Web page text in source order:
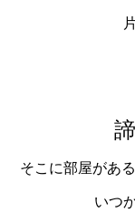
そこに部屋があ
いつ